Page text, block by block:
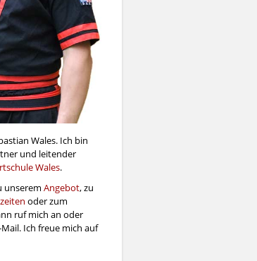
Wales. Ich bin
und leitender
Wales.
unserem Angebot, zu
oder zum
ruf mich an oder
Ich freue mich auf